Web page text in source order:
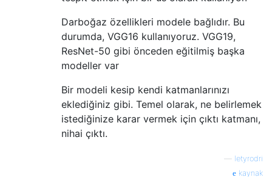
Darboğaz özellikleri modele bağlıdır. Bu
durumda, VGG16 kullanıyoruz. VGG19,
ResNet-50 gibi önceden eğitilmiş başka
modeller var
Bir modeli kesip kendi katmanlarınızı
eklediğiniz gibi. Temel olarak, ne belirlemek
istediğinize karar vermek için çıktı katmanı,
nihai çıktı.
letyrodri
kaynak